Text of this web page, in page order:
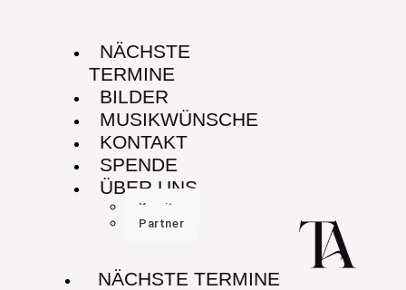
NÄCHSTE
TERMINE
BILDER
MUSIKWÜNSCHE
KONTAKT
SPENDE
ÜBER UNS
Komitee
Partner
NÄCHSTE TERMINE